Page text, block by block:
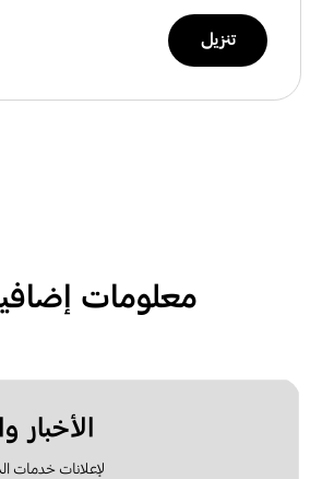
تنزيل
معلومات
الأخبار
لإعلانات خدمات